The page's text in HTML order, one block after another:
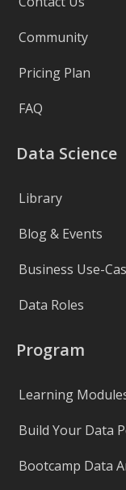
Community
Pricing Plan
FAQ
Data Science
Library
Blog & Events
Business Use-
Data Roles
Program
Learning
Build Your Data
Bootcamp Data